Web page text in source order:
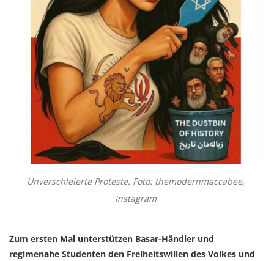
Unverschleierte Proteste. Foto: themodernmaccabee,
Instagram
Zum ersten Mal unterstützen Basar-Händler und
regimenahe Studenten den Freiheitswillen des Volkes und